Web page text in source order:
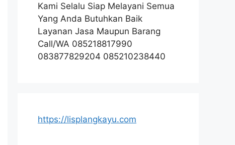
Kami Selalu Siap Melayani Semua
Yang Anda Butuhkan Baik
Layanan Jasa Maupun Barang
Call/WA 085218817990
083877829204 085210238440
https://lisplangkayu.com